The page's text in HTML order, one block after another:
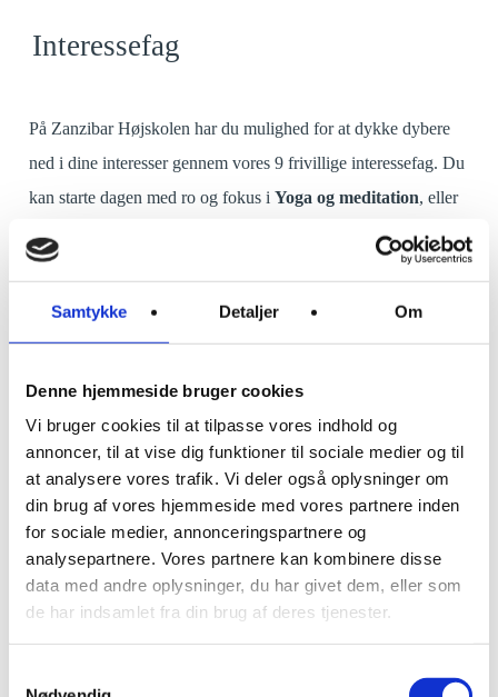
Samtykke Detaljer Om
Denne hjemmeside bruger cookies
Vi bruger cookies til at tilpasse vores indhold og
annoncer, til at vise dig funktioner til sociale medier og til
at analysere vores trafik. Vi deler også oplysninger om
din brug af vores hjemmeside med vores partnere inden
for sociale medier, annonceringspartnere og
analysepartnere. Vores partnere kan kombinere disse
data med andre oplysninger, du har givet dem, eller som
de har indsamlet fra din brug af deres tjenester.
Interessefag
På Zanzibar Højskolen har du mulighed for at dykke dybere
ned i dine interesser gennem vores 9 frivillige interessefag. Du
kan starte dagen med ro og fokus i Yoga og meditation, eller
. Er du til boldspil, kan
du vælge enten
Beachvolleypå
vores smukke sandbaner. Slip din kreative side løs med
undervisning i
Lokal musik
rige musikkultur, ligesom du kan fordybe dig yderlige i det
lokale sprog iSwahili advanced.